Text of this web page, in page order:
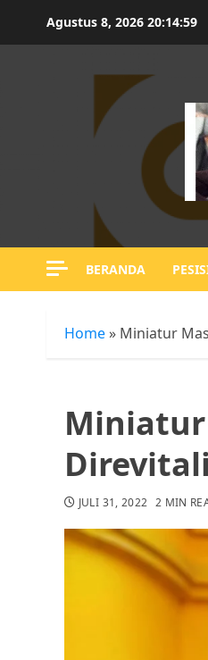
Agustus 8, 2026 20:15:00
BERANDA
Home » Miniatur
Miniatur
JULI 31, 2022 2 MIN